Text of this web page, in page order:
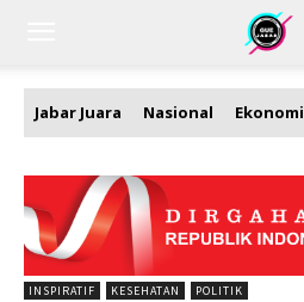
Jabar Juara Nasional Ekonomi
INSPIRATIF KESEHATAN POLITIK